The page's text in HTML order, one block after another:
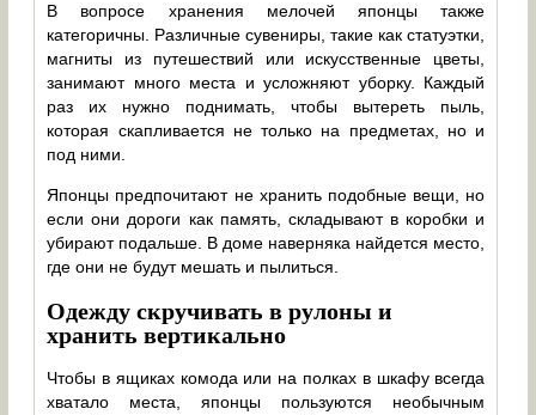
В вопросе хранения мелочей японцы также
категоричны. Различные сувениры, такие как статуэтки,
магниты из путешествий или искусственные цветы,
занимают много места и усложняют уборку. Каждый
раз их нужно поднимать, чтобы вытереть пыль,
которая скапливается не только на предметах, но и
под ними.
Японцы предпочитают не хранить подобные вещи, но
если они дороги как память, складывают в коробки и
убирают подальше. В доме наверняка найдется место,
где они не будут мешать и пылиться.
Одежду скручивать в рулоны и
хранить вертикально
Чтобы в ящиках комода или на полках в шкафу всегда
хватало места, японцы пользуются необычным